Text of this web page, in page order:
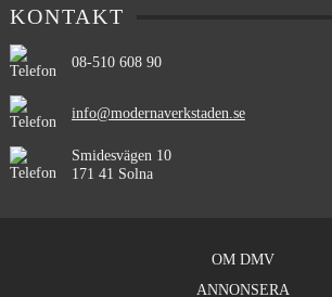
KONTAKT
08-510 608 90
info@modernaverkstaden.se
Smidesvägen 10
171 41 Solna
OM DMV
ANNONSERA